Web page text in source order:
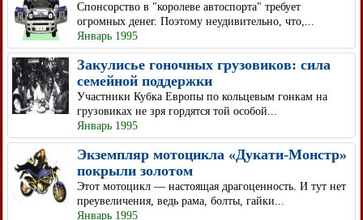
Спонсорство в "королеве автоспорта" требует
огромных денег. Поэтому неудивительно, что,...
Январь 1995
Закулисье гоночных грузовиков: сила
семейной поддержки
Участники Кубка Европы по кольцевым гонкам на
грузовиках не зря гордятся той особой...
Январь 1995
Экземпляр мотоцикла «Дукати-Монстр»
покрыли золотом
Этот мотоцикл — настоящая драгоценность. И тут нет
преувеличения, ведь рама, болты, гайки...
Январь 1995